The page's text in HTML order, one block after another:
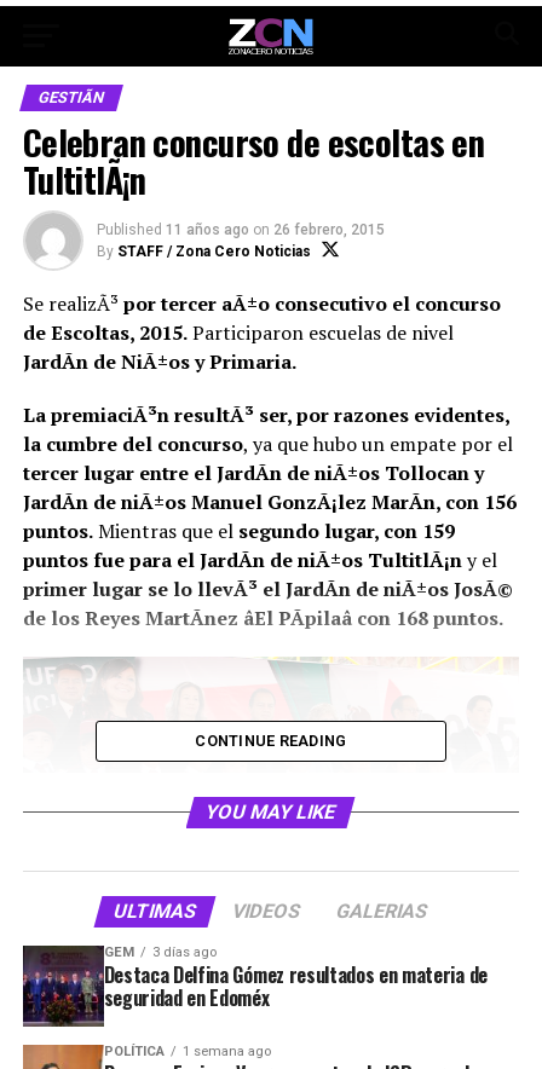
GESTIÃN
Celebran concurso de escoltas en
TultitlÃ¡n
Published 11 años ago on 26 febrero, 2015
By STAFF / Zona Cero Noticias
Se realizÃ³ por tercer aÃ±o consecutivo el concurso
de Escoltas, 2015.Participaron escuelas de nivel
JardÃ­n de NiÃ±os y Primaria.
La premiaciÃ³n resultÃ³ ser, por razones evidentes,
la cumbre del concurso, ya que hubo un empate por el
tercer lugar entre el JardÃ­n de niÃ±os Tollocan y
JardÃ­n de niÃ±os Manuel GonzÃ¡lez MarÃ­n, con 156
puntos.Mientras que el segundo lugar, con 159
puntos fue para el JardÃ­n de niÃ±os TultitlÃ¡ny el
primer lugar se lo llevÃ³ el JardÃ­n de niÃ±os JosÃ©
de los Reyes MartÃ­nez âEl PÃ­pilaâ con 168 puntos.
Las escoltas conformadas por estudiantes de nivel
preescolar y primaria hicieron una gran presentaciÃ³n
de las rutinas que fueron evaluadas por jueces
CONTINUE READING
YOU MAY LIKE
ULTIMAS VIDEOS GALERIAS
GEM 3 días ago
Destaca Delfina Gómez resultados en materia de
seguridad en Edoméx
POLÍTICA 1 semana ago